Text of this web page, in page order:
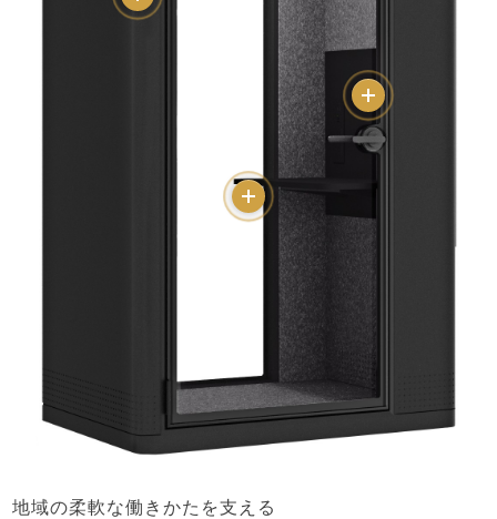
More
More
地域の柔軟な働きかたを支える